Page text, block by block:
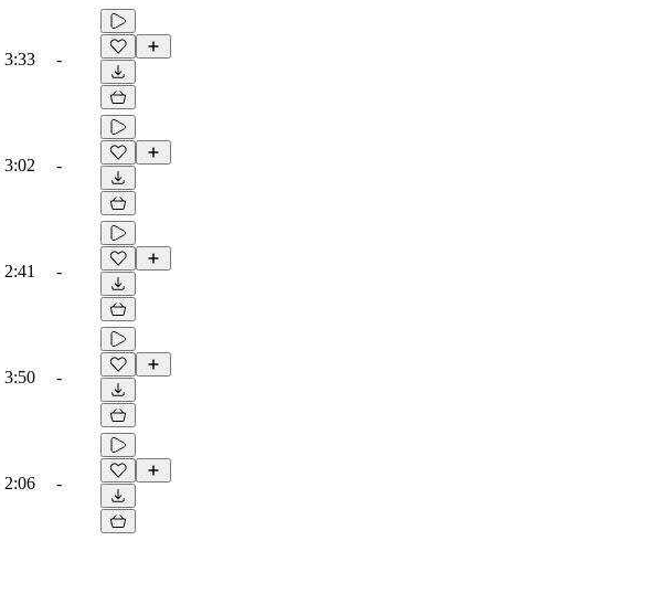
3:33 -
3:02 -
2:41 -
3:50 -
2:06 -